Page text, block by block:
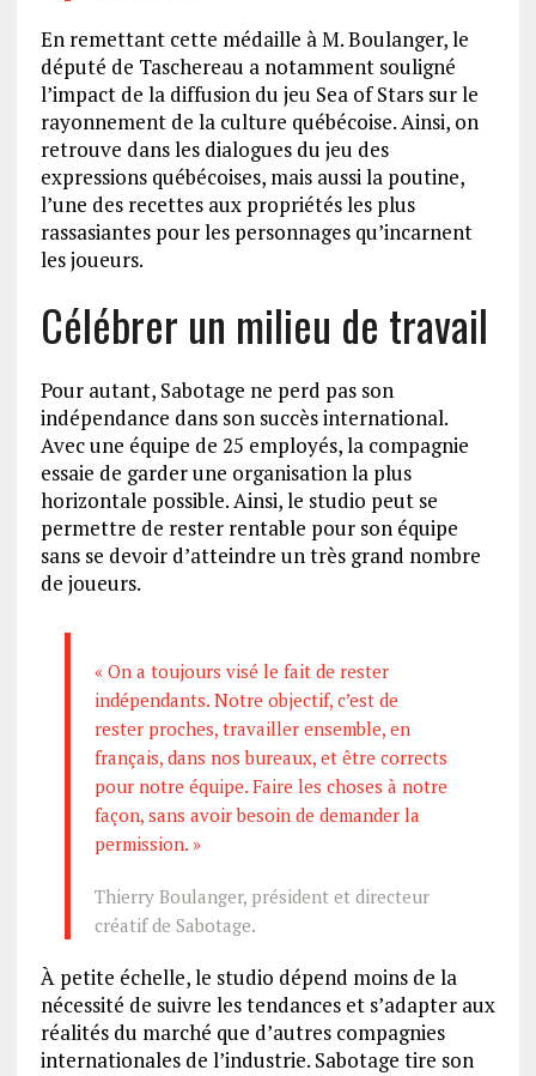
En remettant cette médaille à M. Boulanger, le
député de Taschereau a notamment souligné
l’impact de la diffusion du jeu Sea of Stars sur le
rayonnement de la culture québécoise. Ainsi, on
retrouve dans les dialogues du jeu des
expressions québécoises, mais aussi la poutine,
l’une des recettes aux propriétés les plus
rassasiantes pour les personnages qu’incarnent
les joueurs.
Célébrer un milieu de travail
Pour autant, Sabotage ne perd pas son
indépendance dans son succès international.
Avec une équipe de 25 employés, la compagnie
essaie de garder une organisation la plus
horizontale possible. Ainsi, le studio peut se
permettre de rester rentable pour son équipe
sans se devoir d’atteindre un très grand nombre
de joueurs.
« On a toujours visé le fait de rester
indépendants. Notre objectif, c’est de
rester proches, travailler ensemble, en
français, dans nos bureaux, et être corrects
pour notre équipe. Faire les choses à notre
façon, sans avoir besoin de demander la
permission. »
Thierry Boulanger, président et directeur
créatif de Sabotage.
À petite échelle, le studio dépend moins de la
nécessité de suivre les tendances et s’adapter aux
réalités du marché que d’autres compagnies
internationales de l’industrie. Sabotage tire son